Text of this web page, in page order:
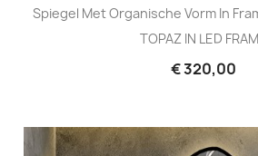
Spiegel Met Organische Vorm In
TOPAZ IN LED
€ 320,00